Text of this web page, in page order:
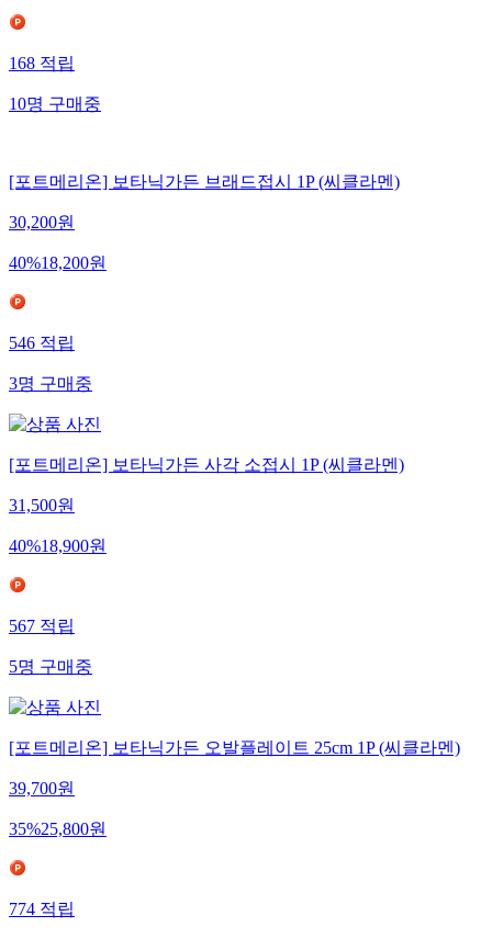
168적립
10명구매중
[포트메리온] 보타닉가든 브래드접시 1P (씨클라멘)
30,200원
40%18,200원
546적립
3명구매중
[포트메리온] 보타닉가든 사각 소접시 1P (씨클라멘)
31,500원
40%18,900원
567적립
5명구매중
[포트메리온] 보타닉가든 오발플레이트 25cm 1P (씨클라멘)
39,700원
35%25,800원
774적립